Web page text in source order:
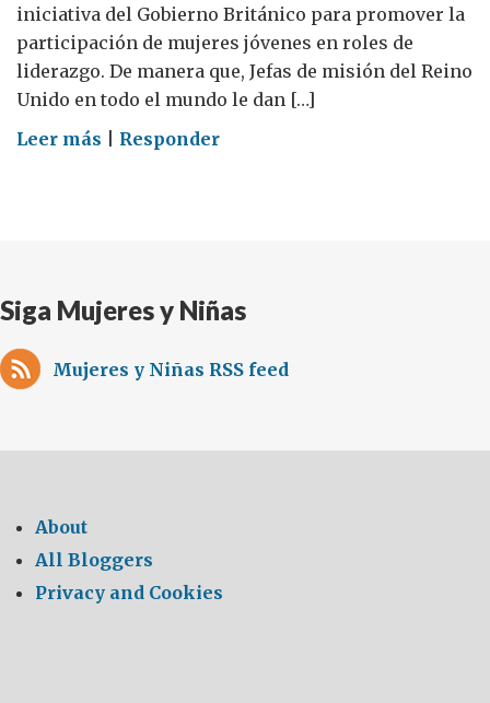
iniciativa del Gobierno Británico para promover la
participación de mujeres jóvenes en roles de
liderazgo. De manera que, Jefas de misión del Reino
Unido en todo el mundo le dan […]
Leer más on
Reino
en
Responder
Siga Mujeres y Niñas
Mujeres y Niñas RSS feed
About
All Bloggers
Privacy and Cookies